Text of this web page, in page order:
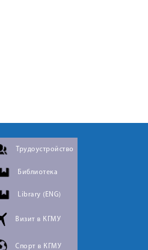
Трудоустройство
Библиотека
Library (ENG)
Визит в КГМУ
Спорт в КГМУ